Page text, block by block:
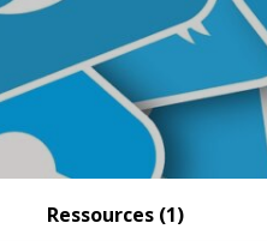
Ressources (1)